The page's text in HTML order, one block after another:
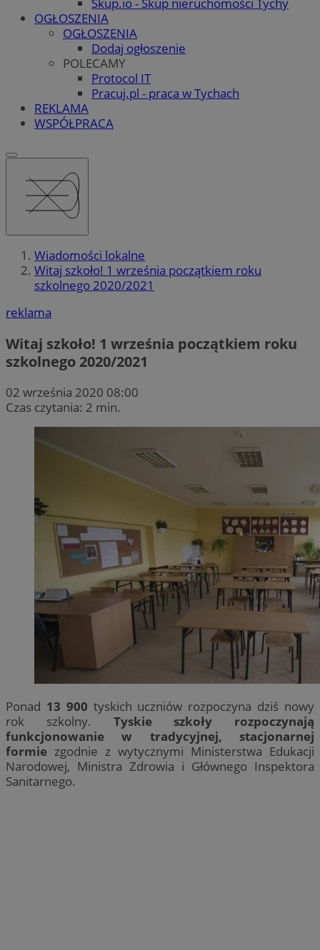
OGŁOSZENIA
OGŁOSZENIA
Dodaj ogłoszenie
POLECAMY
Protocol IT
Pracuj.pl - praca w Tychach
REKLAMA
WSPÓŁPRACA
Wiadomości lokalne
Witaj szkoło! 1 września początkiem roku
szkolnego 2020/2021
reklama
Witaj szkoło! 1 września początkiem roku
szkolnego 2020/2021
02 września 2020 08:00
Czas czytania: 2 min.
Ponad 13 900 tyskich uczniów rozpoczyna dziś nowy
rok szkolny. Tyskie szkoły rozpoczynają
funkcjonowanie w tradycyjnej, stacjonarnej
formie zgodnie z wytycznymi Ministerstwa Edukacji
Narodowej, Ministra Zdrowia i Głównego Inspektora
Sanitarnego.